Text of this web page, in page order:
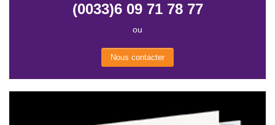
(0033)6 09 71 78 77
ou
Nous contacter